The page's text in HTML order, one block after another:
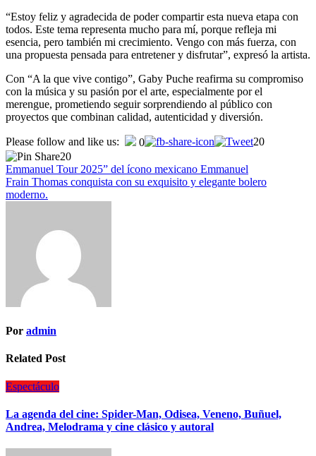
“Estoy feliz y agradecida de poder compartir esta nueva etapa con
todos. Este tema representa mucho para mí, porque refleja mi
esencia, pero también mi crecimiento. Vengo con más fuerza, con
una propuesta pensada para entretener y disfrutar”, expresó la artista.
Con “A la que vive contigo”, Gaby Puche reafirma su compromiso
con la música y su pasión por el arte, especialmente por el
merengue, prometiendo seguir sorprendiendo al público con
proyectos que combinan calidad, autenticidad y diversión.
Please follow and like us: 0
20
20
Navegación
de
entradas
Emmanuel Tour 2025” del ícono mexicano Emmanuel
Frain Thomas conquista con su exquisito y elegante bolero
moderno.
Por admin
Related Post
Espectáculo
La agenda del cine: Spider-Man, Odisea, Veneno, Buñuel,
Andrea, Melodrama y cine clásico y autoral